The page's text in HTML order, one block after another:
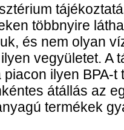
többnyire
és nem olyan
vegyületet. A
ilyen BPA-
átállás az
termékek